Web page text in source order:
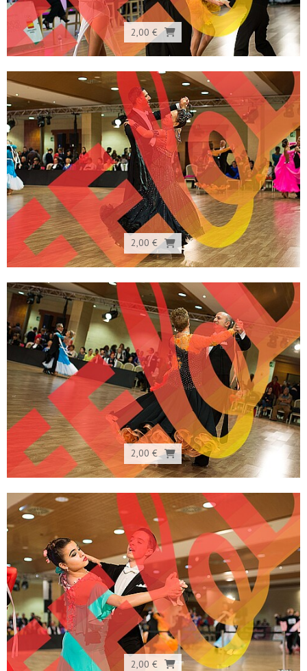
2,00 €
2,00 €
2,00 €
2,00 €